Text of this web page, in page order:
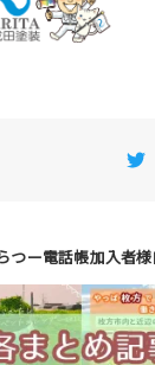
つー電話帳加入者